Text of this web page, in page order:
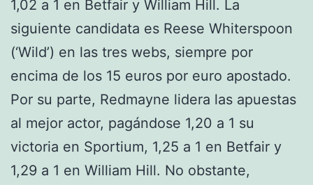
1,02 a 1 en Betfair y William Hill. La
siguiente candidata es Reese Whiterspoon
(‘Wild’) en las tres webs, siempre por
encima de los 15 euros por euro apostado.
Por su parte, Redmayne lidera las apuestas
al mejor actor, pagándose 1,20 a 1 su
victoria en Sportium, 1,25 a 1 en Betfair y
1,29 a 1 en William Hill. No obstante,